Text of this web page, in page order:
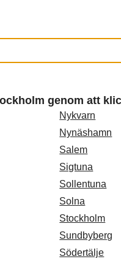
genom att
Nykvarn
Nynäshamn
Salem
Sigtuna
Sollentuna
Solna
Stockholm
Sundbyberg
Södertälje